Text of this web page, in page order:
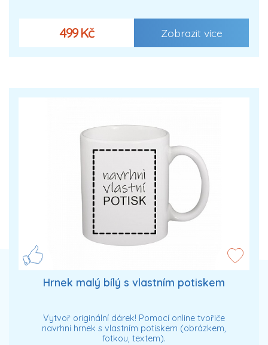
499 Kč Zobrazit více
Hrnek malý bílý s vlastním potiskem
Vytvoř originální dárek! Pomocí online tvořiče
navrhni hrnek s vlastním potiskem (obrázkem,
fotkou, textem).